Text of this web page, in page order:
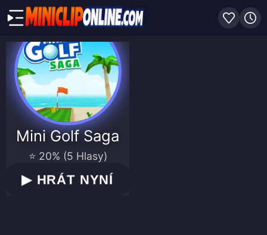
Mini Golf Saga
⭐ 20% (5 Hlasy)
▶ HRÁT NYNÍ